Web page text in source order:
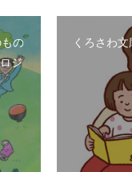
の
ジ
くろさわ